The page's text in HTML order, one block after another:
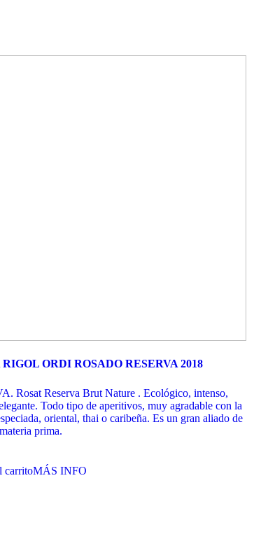
ORDI ROSADO RESERVA 2018
Rosat Reserva Brut Nature . Ecológico, intenso,
Todo tipo de aperitivos, muy agradable con la
oriental, thai o caribeña. Es un gran aliado de
prima.
carritoMÁS INFO